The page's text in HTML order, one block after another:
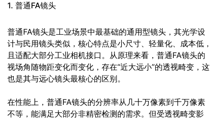
1. 普通FA镜头
普通FA镜头是工业场景中最基础的通用型镜头，其光学设
计与民用镜头类似，核心特点是小尺寸、轻量化、成本低，
且适配大部分工业相机接口。从原理来看，普通FA镜头的
视场角随物距变化而变化，存在“近大远小”的透视畸变，这
也是其与远心镜头最核心的区别。
在性能上，普通FA镜头的分辨率从几十万像素到千万像素
不等，能满足大部分非精密检测的需求。但受透视畸变影